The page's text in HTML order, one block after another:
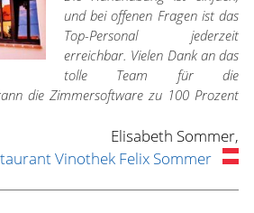
und bei offenen Fragen ist das
Top-Personal jederzeit
erreichbar. Vielen Dank an das
tolle Team für die
die Zimmersoftware zu 100 Prozent
Elisabeth Sommer,
Vinothek Felix Sommer